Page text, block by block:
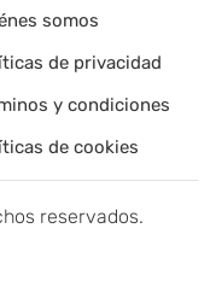
somos
de privacidad
y condiciones
de cookies
reservados.